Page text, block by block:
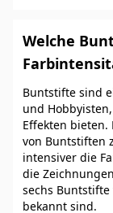
Welche
Buntstifte sind
und
Effekten bieten.
von Buntstiften
intensiver die
die
sechs
bekannt sind.